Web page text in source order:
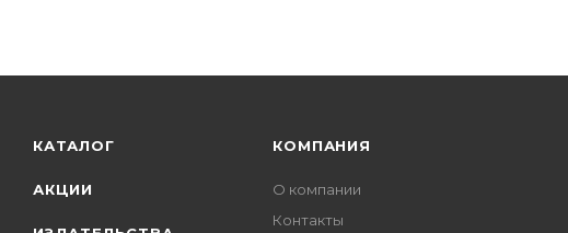
КАТАЛОГ
АКЦИИ
КОМПАНИЯ
О компании
Контакты